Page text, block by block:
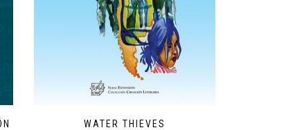
WATER THIEVES